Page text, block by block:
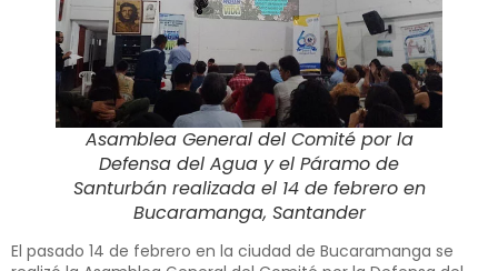
Asamblea General del Comité por la
Defensa del Agua y el Páramo de
Santurbán realizada el 14 de febrero en
Bucaramanga, Santander
El pasado 14 de febrero en la ciudad de Bucaramanga se